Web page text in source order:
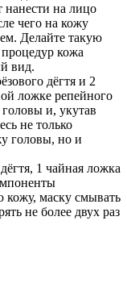
нанести на лицо
чего на кожу
Делайте такую
кожа
вид.
дёгтя и 2
ложке репейного
и, укутав
не только
головы, но и
1 чайная ложка
кожу, маску смывать
не более двух раз